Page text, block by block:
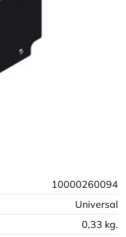
10000260094
Universal
0,33 kg.